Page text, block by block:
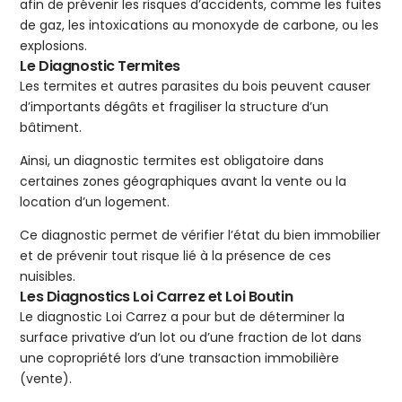
afin de prévenir les risques d’accidents, comme les fuites
de gaz, les intoxications au monoxyde de carbone, ou les
explosions.
Le Diagnostic Termites
Les termites et autres parasites du bois peuvent causer
d’importants dégâts et fragiliser la structure d’un
bâtiment.
Ainsi, un diagnostic termites est obligatoire dans
certaines zones géographiques avant la vente ou la
location d’un logement.
Ce diagnostic permet de vérifier l’état du bien immobilier
et de prévenir tout risque lié à la présence de ces
nuisibles.
Les Diagnostics Loi Carrez et Loi Boutin
Le diagnostic Loi Carrez a pour but de déterminer la
surface privative d’un lot ou d’une fraction de lot dans
une copropriété lors d’une transaction immobilière
(vente).